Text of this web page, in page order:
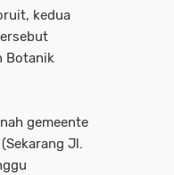
kedua
Botanik
gemeente
Jl.